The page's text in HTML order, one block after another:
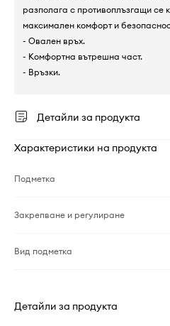
разполага с противоплъзгащи се
максимален комфорт и
- Овален връх.
- Комфортна вътрешна част.
- Връзки.
Детайли за продукта
Характеристики на продукта
Подметка
Закрепване и регулиране
Вид подметка
Детайли за продукта